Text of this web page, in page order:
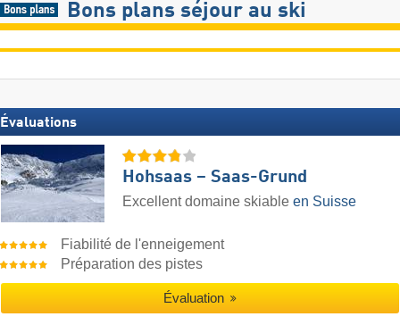
Bons plans séjour au ski
Évaluations
Hohsaas – Saas-Grund
Excellent domaine skiable en Suisse
Fiabilité de l'enneigement
Préparation des pistes
Évaluation